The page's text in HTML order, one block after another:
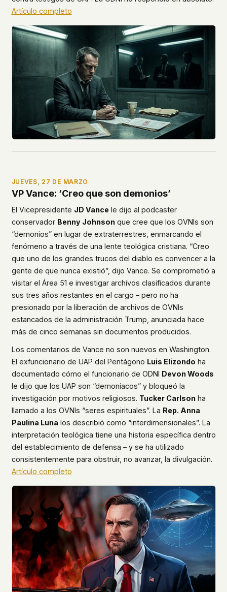
Artículo completo
JUEVES, 27 DE MARZO
VP Vance: ‘Creo que son demonios’
El Vicepresidente JD Vance le dijo al podcaster
conservador Benny Johnsonque cree que los OVNIs son
“demonios” en lugar de extraterrestres, enmarcando el
fenómeno a través de una lente teológica cristiana. “Creo
que uno de los grandes trucos del diablo es convencer a la
gente de que nunca existió”, dijo Vance. Se comprometió a
visitar el Área 51 e investigar archivos clasificados durante
sus tres años restantes en el cargo – pero no ha
presionado por la liberación de archivos de OVNIs
estancados de la administración Trump, anunciada hace
más de cinco semanas sin documentos producidos.
Los comentarios de Vance no son nuevos en Washington.
El exfuncionario de UAP del Pentágono Luis Elizondo ha
documentado cómo el funcionario de ODNI Devon Woods
le dijo que los UAP son “demoníacos” y bloqueó la
investigación por motivos religiosos. Tucker Carlsonha
llamado a los OVNIs “seres espirituales”. La Rep. Anna
Paulina Luna los describió como “interdimensionales”. La
interpretación teológica tiene una historia específica dentro
del establecimiento de defensa – y se ha utilizado
consistentemente para obstruir, no avanzar, la divulgación.
Artículo completo